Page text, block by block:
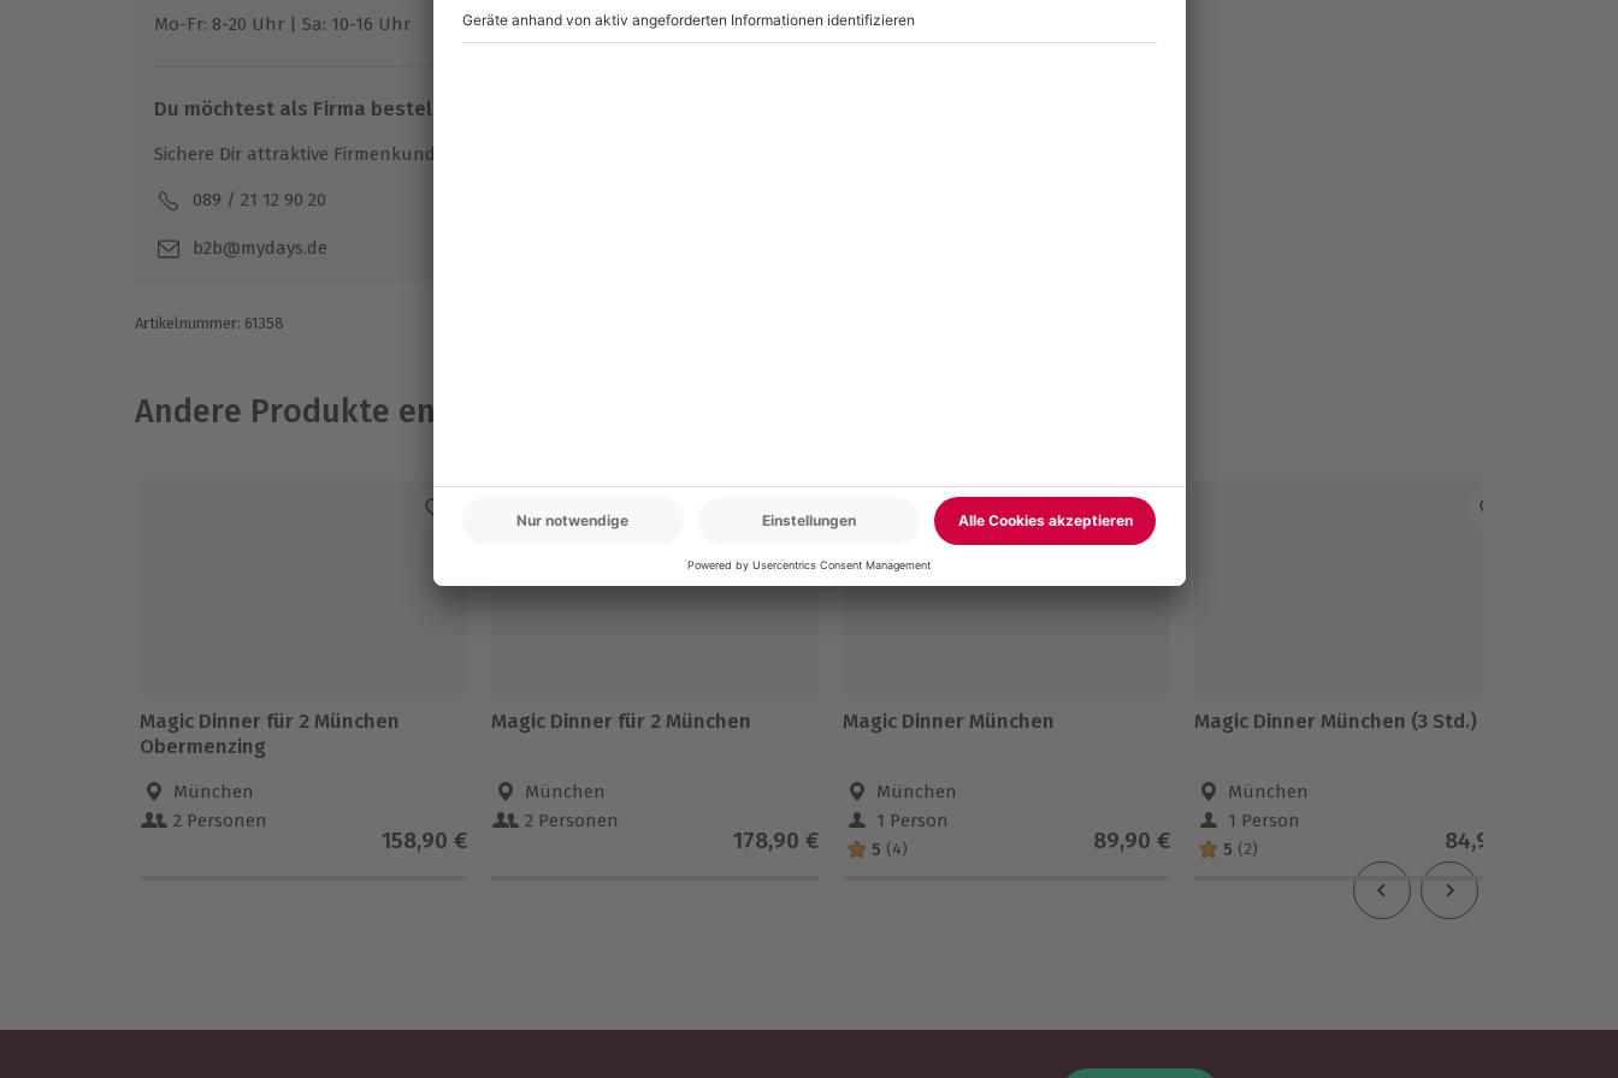
Gruppengröße: 1-70 Personen
Mo-Fr: 8-20 Uhr | Sa: 10-16 Uhr
Du möchtest als Firma bestellen?
Sichere Dir attraktive Firmenkunden Vorteile.
089 / 21 12 90 20
b2b@mydays.de
Artikelnummer: 61358
Andere Produkte entdecken
Magic Dinner für 2 München
Obermenzing
München
2 Personen
158,90 €
Magic Dinner für 2 München
München
2 Personen
178,90 €
Magic Dinner München
München
1 Person
5 (4) 89,90 €
Magic Dinner München (3 Std.)
München
1 Person
5 (2) 84,90 €